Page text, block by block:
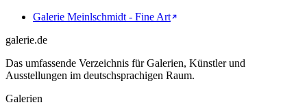
Galerie Meinlschmidt - Fine Art
galerie.de
Das umfassende Verzeichnis für Galerien, Künstler und
Ausstellungen im deutschsprachigen Raum.
Galerien